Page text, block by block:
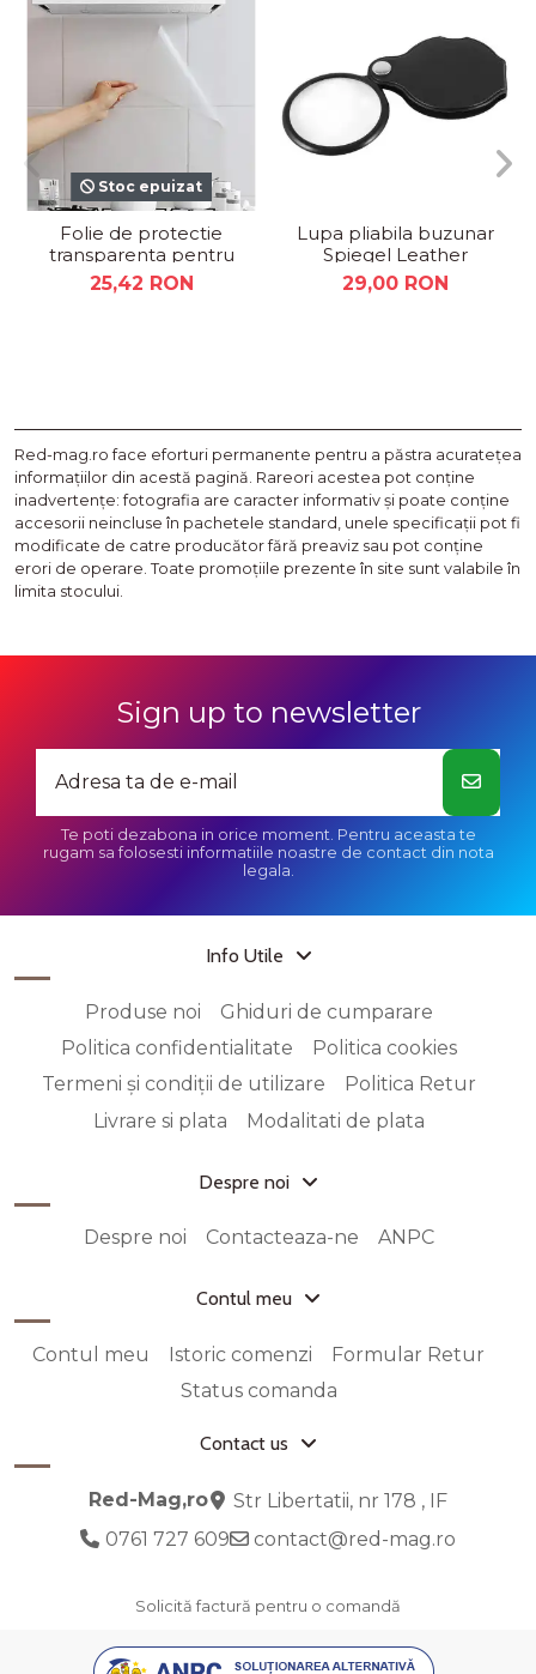
Stoc epuizat
Folie de protectie
transparenta pentru
bucatarie,
autocolanta,
25,42 RON
Lupa pliabila buzunar
Spiegel Leather
29,00 RON
Red-mag.ro face eforturi permanente pentru a păstra acurateţea
informaţiilor din acestă pagină. Rareori acestea pot conţine
inadvertenţe: fotografia are caracter informativ şi poate conţine
accesorii neincluse în pachetele standard, unele specificaţii pot fi
modificate de catre producător fără preaviz sau pot conţine
erori de operare. Toate promoţiile prezente în site sunt valabile în
limita stocului.
Sign up to newsletter
Te poti dezabona in orice moment. Pentru aceasta te
rugam sa folosesti informatiile noastre de contact din nota
legala.
Info Utile
Produse noi
Ghiduri de cumparare
Politica confidentialitate
Politica cookies
Termeni și condiții de utilizare
Politica Retur
Livrare si plata
Modalitati de plata
Despre noi
Despre noi Contacteaza-ne ANPC
Contul meu
Contul meu Istoric comenzi
Formular Retur
Status comanda
Contact us
Red-Mag,ro
Str Libertatii, nr 178 , IF
0761 727 609
contact@red-mag.ro
Solicită factură pentru o comandă